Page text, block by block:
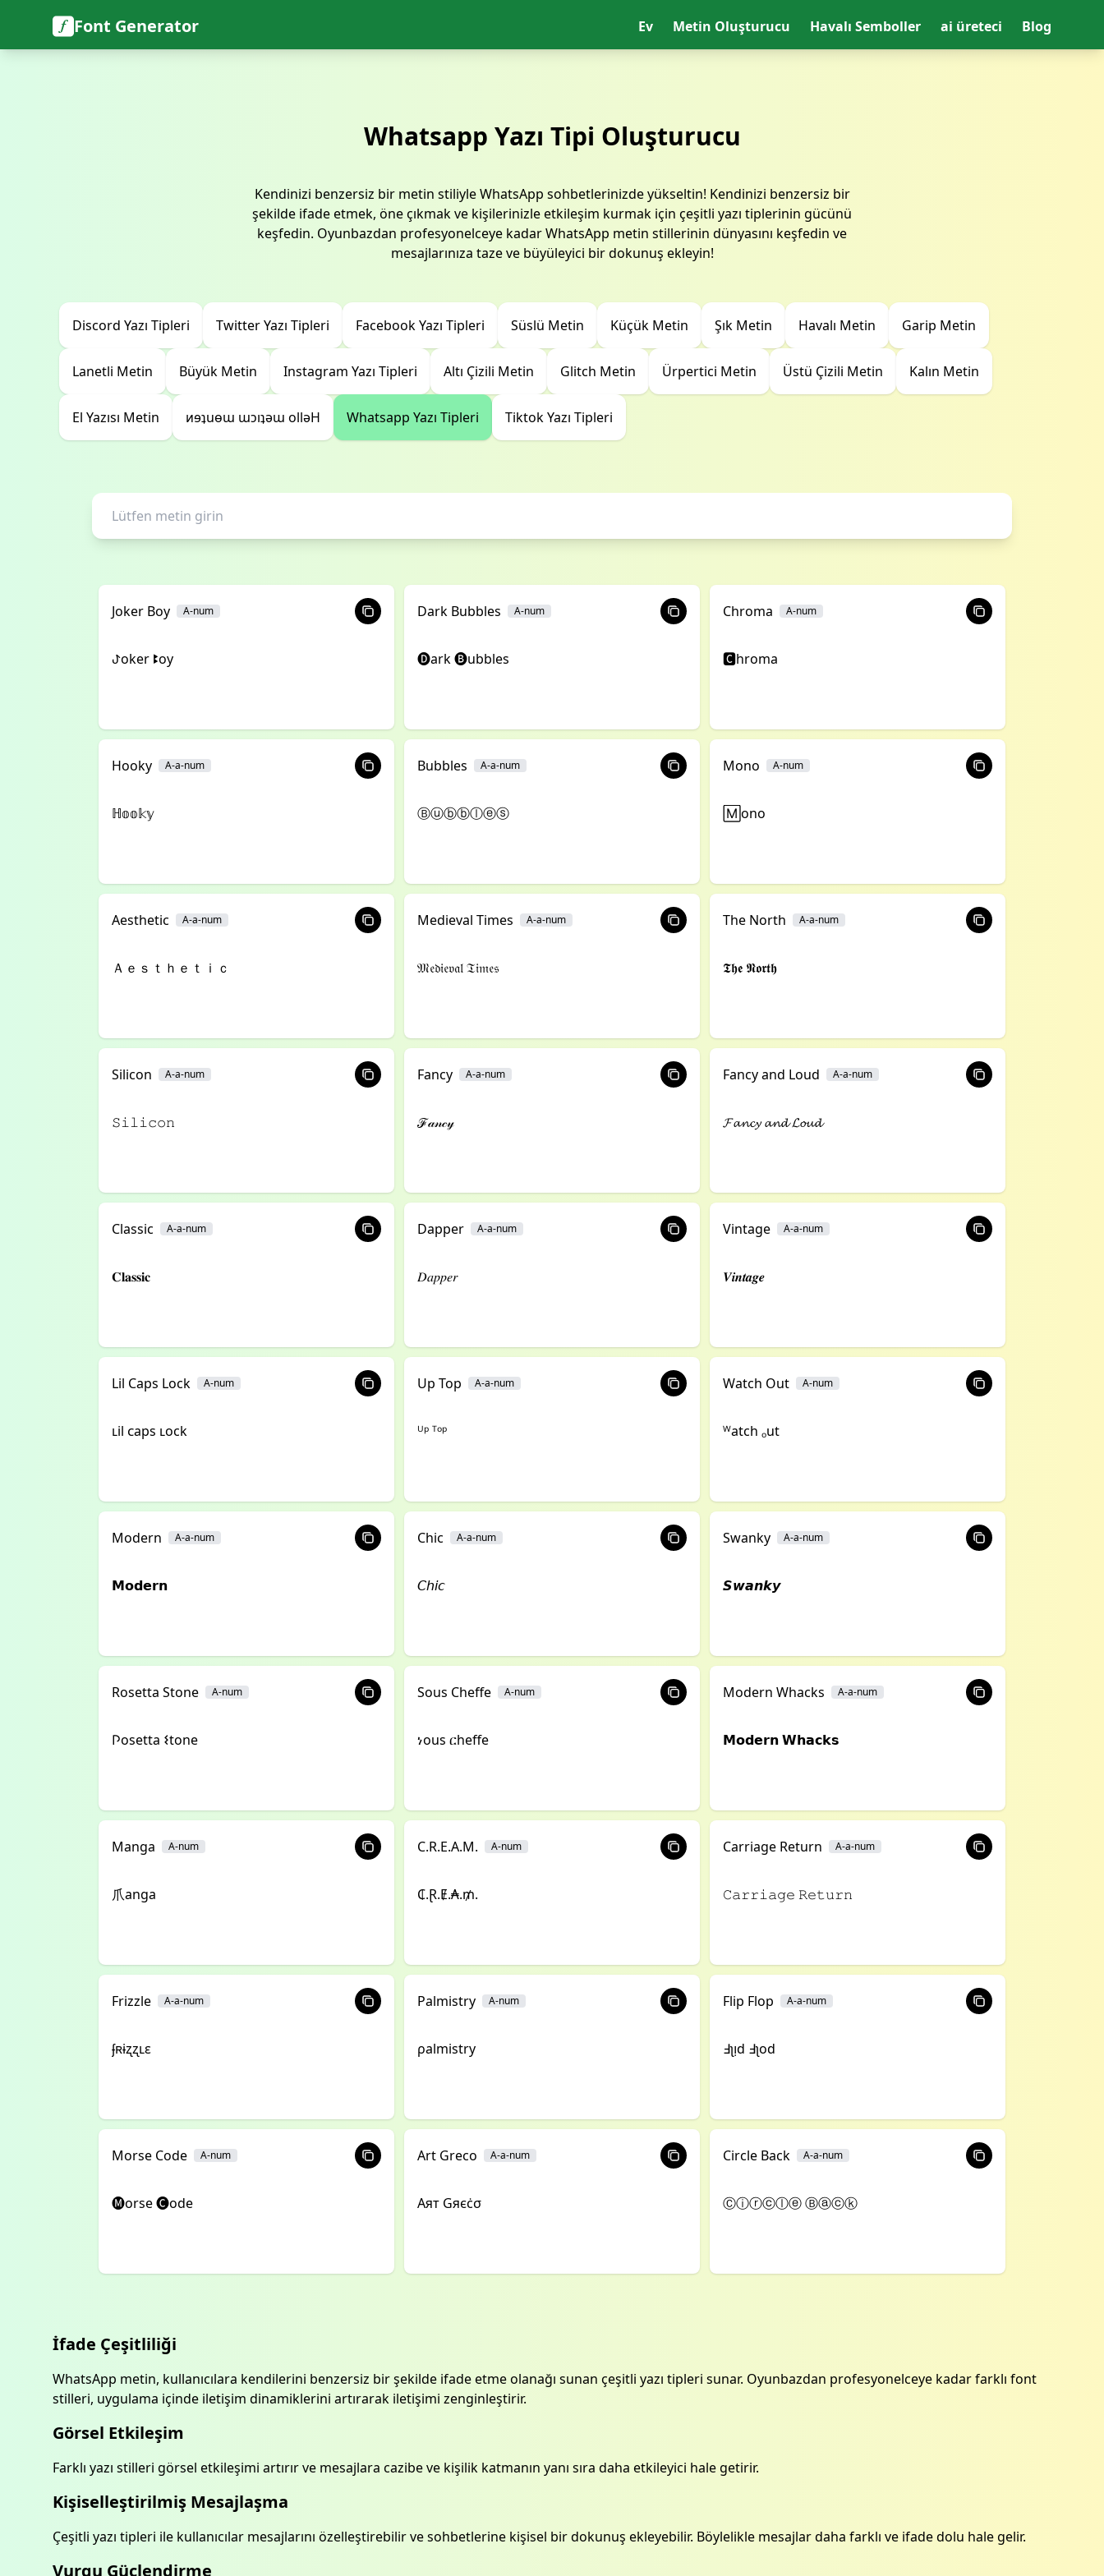
Font Generator Ev Metin Oluşturucu Havalı Semboller ai üreteci Blog
Whatsapp Yazı Tipi Oluşturucu
Kendinizi benzersiz bir metin stiliyle WhatsApp sohbetlerinizde yükseltin! Kendinizi benzersiz bir
şekilde ifade etmek, öne çıkmak ve kişilerinizle etkileşim kurmak için çeşitli yazı tiplerinin gücünü
keşfedin. Oyunbazdan profesyonelceye kadar WhatsApp metin stillerinin dünyasını keşfedin ve
mesajlarınıza taze ve büyüleyici bir dokunuş ekleyin!
Discord Yazı Tipleri Twitter Yazı Tipleri Facebook Yazı Tipleri Süslü Metin Küçük Metin Şık Metin Havalı Metin Garip Metin
Lanetli Metin Büyük Metin Instagram Yazı Tipleri Altı Çizili Metin Glitch Metin Ürpertici Metin Üstü Çizili Metin Kalın Metin
El Yazısı Metin ᴎɘʇuɵɯ ɯɔıʇǝɯ ollǝH Whatsapp Yazı Tipleri Tiktok Yazı Tipleri
Joker Boy A-num
ꚠoker ꔪoy
Dark Bubbles A-num
🅓ark 🅑ubbles
Chroma A-num
🅲hroma
Hooky A-a-num
ℍ𝕠𝕠𝕜𝕪
Bubbles A-a-num
Ⓑⓤⓑⓑⓛⓔⓢ
Mono A-num
🄼ono
Aesthetic A-a-num
Ａｅｓｔｈｅｔｉｃ
Medieval Times A-a-num
𝔐𝔢𝔡𝔦𝔢𝔳𝔞𝔩 𝔗𝔦𝔪𝔢𝔰
The North A-a-num
𝕿𝖍𝖊 𝕹𝖔𝖗𝖙𝖍
Silicon A-a-num
𝚂𝚒𝚕𝚒𝚌𝚘𝚗
Fancy A-a-num
ℱ𝒶𝓃𝒸𝓎
Fancy and Loud A-a-num
𝓕𝓪𝓷𝓬𝔂 𝓪𝓷𝓭 𝓛𝓸𝓾𝓭
Classic A-a-num
𝐂𝐥𝐚𝐬𝐬𝐢𝐜
Dapper A-a-num
𝐷𝑎𝑝𝑝𝑒𝑟
Vintage A-a-num
𝑽𝒊𝒏𝒕𝒂𝒈𝒆
Lil Caps Lock A-num
ʟil ᴄaps ʟock
Up Top A-a-num
ᵁᵖ ᵀᵒᵖ
Watch Out A-num
ᵂatch ₒut
Modern A-a-num
𝗠𝗼𝗱𝗲𝗿𝗻
Chic A-a-num
𝘊𝘩𝘪𝘤
Swanky A-a-num
𝙎𝙬𝙖𝙣𝙠𝙮
Rosetta Stone A-num
𐌐osetta 𐌔tone
Sous Cheffe A-num
ነous ርheffe
Modern Whacks A-a-num
𝗠𝗼𝗱𝗲𝗿𝗻 𝗪𝗵𝗮𝗰𝗸𝘀
Manga A-num
爪anga
C.R.E.A.M. A-num
₵.Ɽ.Ɇ.₳.₥.
Carriage Return A-a-num
𝙲𝚊𝚛𝚛𝚒𝚊𝚐𝚎 𝚁𝚎𝚝𝚞𝚛𝚗
Frizzle A-a-num
ʄʀɨʐʐʟɛ
Palmistry A-num
ρalmistry
Flip Flop A-a-num
ꓞʅᴉd ꓞʅod
Morse Code A-num
🅜orse 🅒ode
Art Greco A-a-num
Αят Gяєċσ
Circle Back A-a-num
Ⓒⓘⓡⓒⓛⓔ Ⓑⓐⓒⓚ
İfade Çeşitliliği
WhatsApp metin, kullanıcılara kendilerini benzersiz bir şekilde ifade etme olanağı sunan çeşitli yazı tipleri sunar. Oyunbazdan profesyonelceye kadar farklı font
stilleri, uygulama içinde iletişim dinamiklerini artırarak iletişimi zenginleştirir.
Görsel Etkileşim
Farklı yazı stilleri görsel etkileşimi artırır ve mesajlara cazibe ve kişilik katmanın yanı sıra daha etkileyici hale getirir.
Kişiselleştirilmiş Mesajlaşma
Çeşitli yazı tipleri ile kullanıcılar mesajlarını özelleştirebilir ve sohbetlerine kişisel bir dokunuş ekleyebilir. Böylelikle mesajlar daha farklı ve ifade dolu hale gelir.
Vurgu Güçlendirme